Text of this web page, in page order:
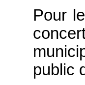
Pour
public